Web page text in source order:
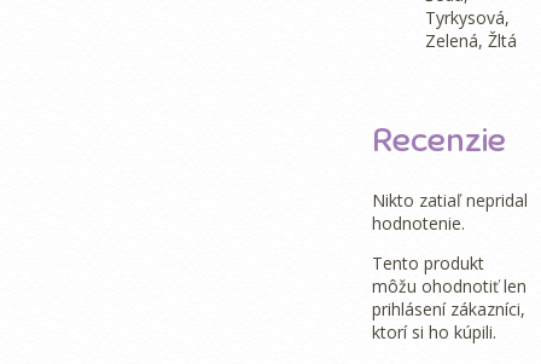
Tyrkysová,
Zelená, Žltá
Recenzie
Nikto zatiaľ nepridal
hodnotenie.
Tento produkt
môžu ohodnotiť len
prihlásení zákazníci,
ktorí si ho kúpili.